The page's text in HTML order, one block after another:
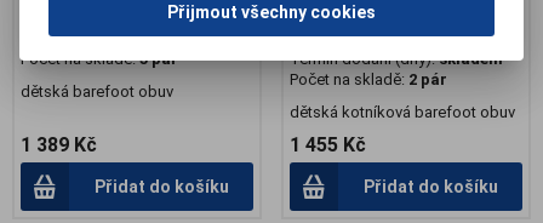
B-D2260-220
Termín dodání (dny):skladem
Počet na skladě:5 pár
dětská barefoot obuv
1 389 Kč
Přidat do košíku
Katalogové číslo:
Záruka (měsíců):24
Termín dodání (dny):skladem
Počet na skladě: 2 pár
dětská kotníková barefoot obuv
1 455 Kč
Přidat do košíku
Přijmout všechny cookies